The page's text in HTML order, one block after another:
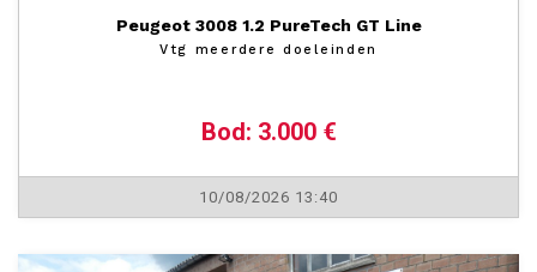
Peugeot 3008 1.2 PureTech GT Line
Vtg meerdere doeleinden
Bod: 3.000 €
10/08/2026 13:40